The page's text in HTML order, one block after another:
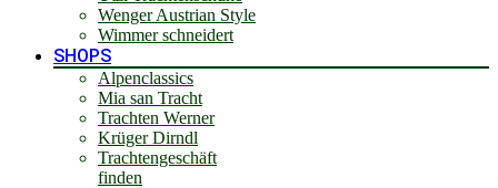
Wenger Austrian Style
Wimmer schneidert
SHOPS
Alpenclassics
Mia san Tracht
Trachten Werner
Krüger Dirndl
Trachtengeschäft
finden